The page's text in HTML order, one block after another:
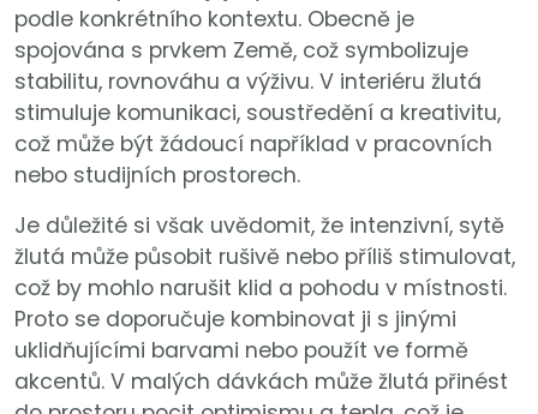
podle konkrétního kontextu. Obecně je
spojována s prvkem Země, což symbolizuje
stabilitu, rovnováhu a výživu. V interiéru žlutá
stimuluje komunikaci, soustředění a kreativitu,
což může být žádoucí například v pracovních
nebo studijních prostorech.
Je důležité si však uvědomit, že intenzivní, sytě
žlutá může působit rušivě nebo příliš stimulovat,
což by mohlo narušit klid a pohodu v místnosti.
Proto se doporučuje kombinovat ji s jinými
uklidňujícími barvami nebo použít ve formě
akcentů. V malých dávkách může žlutá přinést